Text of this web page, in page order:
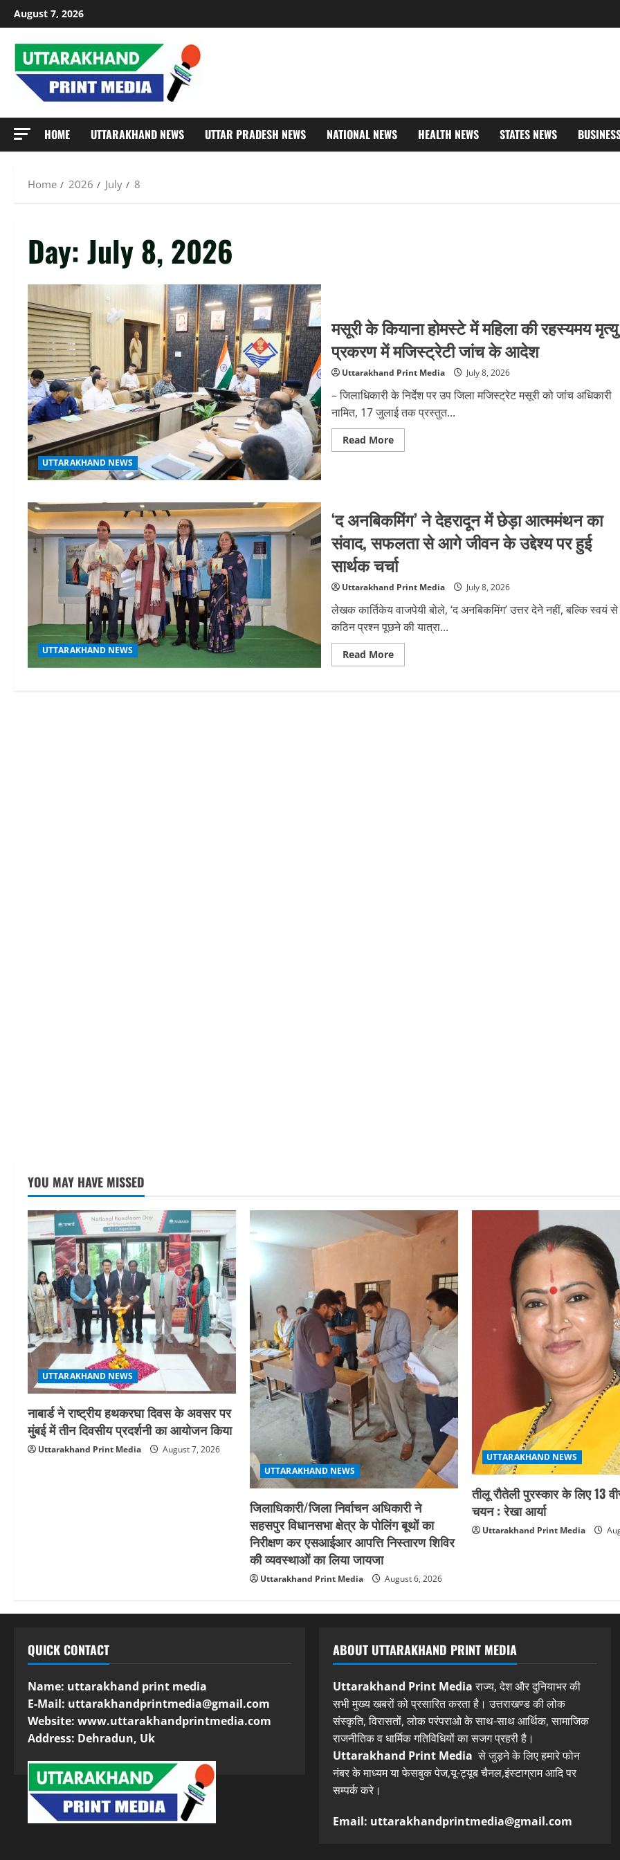
Skip
to
content
August 7, 2026
HOME UTTARAKHAND NEWS UTTAR PRADESH NEWS NATIONAL NEWS HEALTH NEWS STATES NEWS
Home 2026 July 8
Day: July 8, 2026
UTTARAKHAND NEWS
मसूरी के कियाना होमस्टे में महिला की रहस्यमय मृत्यु
प्रकरण में मजिस्ट्रेटी जांच के आदेश
Uttarakhand Print Media July 8, 2026
– जिलाधिकारी के निर्देश पर उप जिला मजिस्ट्रेट मसूरी को जांच अधिकारी
नामित, 17 जुलाई तक प्रस्तुत...
Read MoreRead
more
महिला
की
रहस्यमय
मृत्यु
प्रकरण
में
मजिस्ट्रेटी
जांच
के
UTTARAKHAND NEWS
‘द अनबिकमिंग’ ने देहरादून में छेड़ा आत्ममंथन का
संवाद, सफलता से आगे जीवन के उद्देश्य पर हुई
सार्थक चर्चा
Uttarakhand Print Media July 8, 2026
लेखक कार्तिकेय वाजपेयी बोले, ‘द अनबिकमिंग’ उत्तर देने नहीं, बल्कि स्वयं से
कठिन प्रश्न पूछने की यात्रा...
Read MoreRead
more
YOU MAY HAVE MISSED
UTTARAKHAND NEWS
नाबार्ड ने राष्ट्रीय हथकरघा दिवस के अवसर पर
मुंबई में तीन दिवसीय प्रदर्शनी का आयोजन किया
Uttarakhand Print Media
August 7, 2026
UTTARAKHAND NEWS
जिलाधिकारी/जिला निर्वाचन अधिकारी ने
सहसपुर विधानसभा क्षेत्र के पोलिंग बूथों का
निरीक्षण कर एसआईआर आपत्ति निस्तारण शिविर
की व्यवस्थाओं का लिया जायजा
Uttarakhand Print Media August 6, 2026
UTTARAKHAND NEWS
तीलू रौतेली पुरस्कार के लिए 13
चयन : रेखा आर्या
Uttarakhand Print Media
QUICK CONTACT
Name: uttarakhand print media
E-Mail: uttarakhandprintmedia@gmail.com
Website: www.uttarakhandprintmedia.com
Address: Dehradun, Uk
ABOUT UTTARAKHAND PRINT MEDIA
Uttarakhand Print Mediaराज्य, देश और दुनियाभर की
सभी मुख्य खबरों को प्रसारित करता है। उत्तराखण्ड की लोक
संस्कृति, विरासतों, लोक परंपराओ के साथ-साथ आर्थिक, सामाजिक
राजनीतिक व धार्मिक गतिविधियों का सजग प्रहरी है।
Uttarakhand Print Media से जुड़ने के लिए हमारे फोन
नंबर के माध्यम या फेसबुक पेज,यू-ट्यूब चैनल,इंस्टाग्राम आदि पर
सम्पर्क करे।
Email: uttarakhandprintmedia@gmail.com